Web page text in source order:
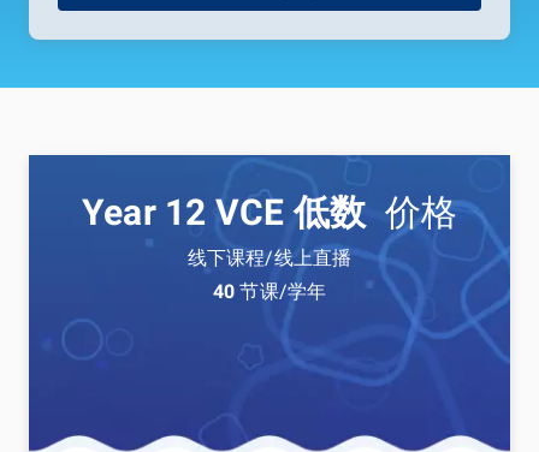
Year 12 VCE 低数 价格
线下课程/线上直播
40 节课/学年